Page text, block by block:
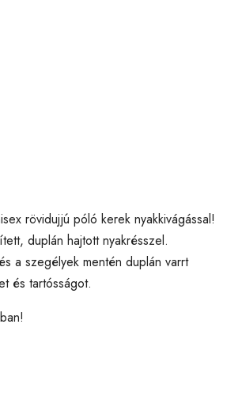
rövidujjú póló kerek nyakkivágással!
duplán hajtott nyakrésszel.
a szegélyek mentén duplán varrt
és tartósságot.